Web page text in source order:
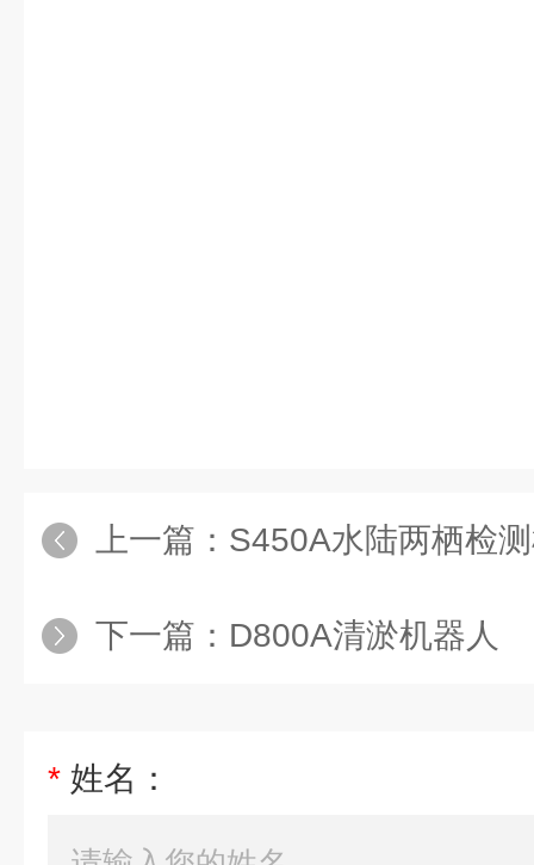
上一篇： S450A水陆两栖检
下一篇： D800A清淤机器人
* 姓名：